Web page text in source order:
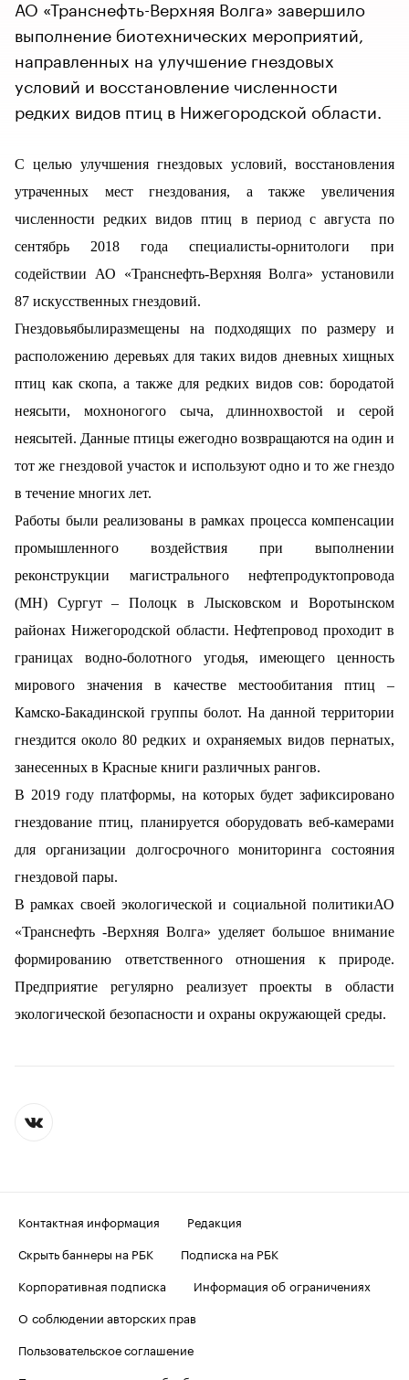
АО «Транснефть-Верхняя Волга» завершило
выполнение биотехнических мероприятий,
направленных на улучшение гнездовых
условий и восстановление численности
редких видов птиц в Нижегородской области.
С целью улучшения гнездовых условий, восстановления
утраченных мест гнездования, а также увеличения
численности редких видов птиц в период с августа по
сентябрь 2018 года специалисты-орнитологи при
содействии АО «Транснефть-Верхняя Волга» установили
87 искусственных гнездовий.
Гнездовьябылиразмещены на подходящих по размеру и
расположению деревьях для таких видов дневных хищных
птиц как скопа, а также для редких видов сов: бородатой
неясыти, мохноногого сыча, длиннохвостой и серой
неясытей. Данные птицы ежегодно возвращаются на один и
тот же гнездовой участок и используют одно и то же гнездо
в течение многих лет.
Работы были реализованы в рамках процесса компенсации
промышленного воздействия при выполнении
реконструкции магистрального нефтепродуктопровода
(МН) Сургут – Полоцк в Лысковском и Воротынском
районах Нижегородской области. Нефтепровод проходит в
границах водно-болотного угодья, имеющего ценность
мирового значения в качестве местообитания птиц –
Камско-Бакадинской группы болот. На данной территории
гнездится около 80 редких и охраняемых видов пернатых,
занесенных в Красные книги различных рангов.
В 2019 году платформы, на которых будет зафиксировано
гнездование птиц, планируется оборудовать веб-камерами
для организации долгосрочного мониторинга состояния
гнездовой пары.
В рамках своей экологической и социальной политикиАО
«Транснефть -Верхняя Волга» уделяет большое внимание
формированию ответственного отношения к природе.
Предприятие регулярно реализует проекты в области
экологической безопасности и охраны окружающей среды.
Контактная информация
Редакция
Скрыть баннеры на РБК
Подписка на РБК
Корпоративная подписка
Информация об ограничениях
О соблюдении авторских прав
Пользовательское соглашение